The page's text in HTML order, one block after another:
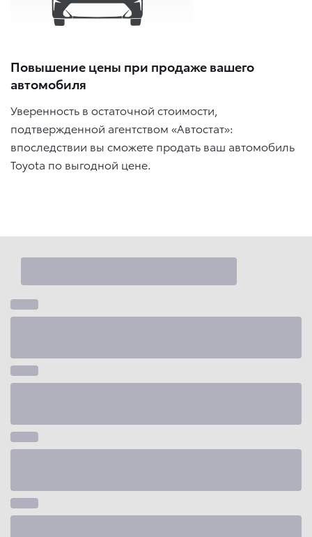
Повышение цены при продаже вашего
автомобиля
Уверенность в остаточной стоимости,
подтвержденной агентством «Автостат»:
впоследствии вы сможете продать ваш автомобиль
Toyota по выгодной цене.